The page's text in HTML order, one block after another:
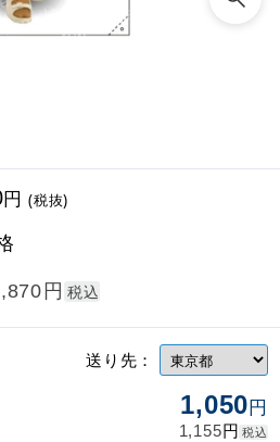
円(税抜)
円 税込
送り先：
1,050円
1,155円 税込